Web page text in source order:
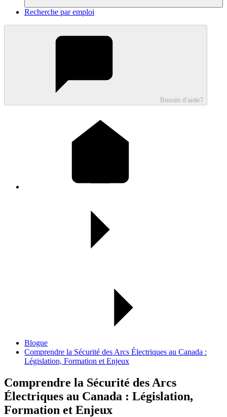
Recherche par emploi
Besoin d’aide?
Blogue
Comprendre la Sécurité des Arcs Électriques au Canada :
Législation, Formation et Enjeux
Comprendre la Sécurité des Arcs
Électriques au Canada : Législation,
Formation et Enjeux